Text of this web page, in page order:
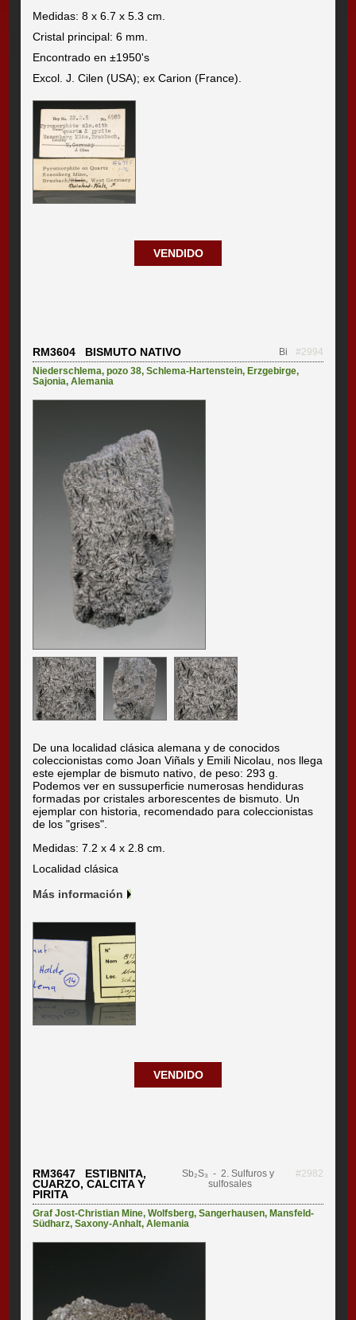
Medidas: 8 x 6.7 x 5.3 cm.
Cristal principal: 6 mm.
Encontrado en ±1950's
Excol. J. Cilen (USA); ex Carion (France).
VENDIDO
RM3604 BISMUTO NATIVO Bi
#2994
Niederschlema, pozo 38,Schlema-Hartenstein, Erzgebirge,
Sajonia,Alemania
De una localidad clásica alemana y de conocidos
coleccionistas como Joan Viñals y Emili Nicolau, nos llega
este ejemplar de bismuto nativo, de peso: 293 g.
Podemos ver en sussuperficie numerosas hendiduras
formadas por cristales arborescentes de bismuto. Un
ejemplar con historia, recomendado para coleccionistas
de los "grises".
Medidas: 7.2 x 4 x 2.8 cm.
Localidad clásica
Más información
VENDIDO
RM3647 ESTIBNITA,
CUARZO, CALCITA Y
PIRITA
Sb₂S₃ - 2. Sulfuros y
sulfosales
#2982
Graf Jost-Christian Mine,Wolfsberg,Sangerhausen, Mansfeld-
Südharz,Saxony-Anhalt,Alemania